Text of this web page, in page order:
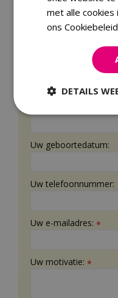
Uw adres:
Uw geboortedatum:
Uw telefoonnummer:
Uw e-mailadres: *
Uw motivatie: *
met alle
ons
DETAILS